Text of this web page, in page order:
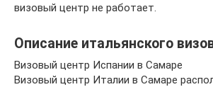
визовый центр не работает.
Описание итальянского
Визовый центр Испании в Самаре
Визовый центр Италии в Самаре